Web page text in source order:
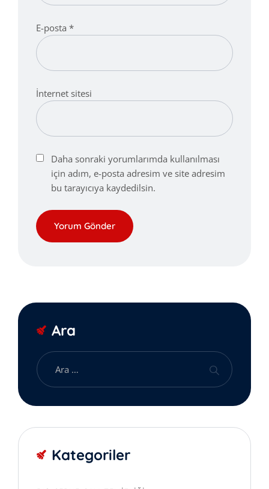
E-posta *
İnternet sitesi
Daha sonraki yorumlarımda kullanılması
için adım, e-posta adresim ve site adresim
bu tarayıcıya kaydedilsin.
Ara
Kategoriler